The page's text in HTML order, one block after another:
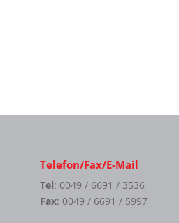
Telefon/Fax/E-Mail
Tel: 0049 / 6691 / 3536
Fax: 0049 / 6691 / 5997